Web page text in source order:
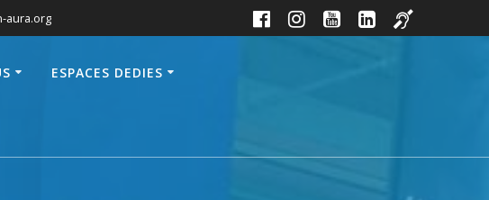
aura.org
ESPACES DEDIES